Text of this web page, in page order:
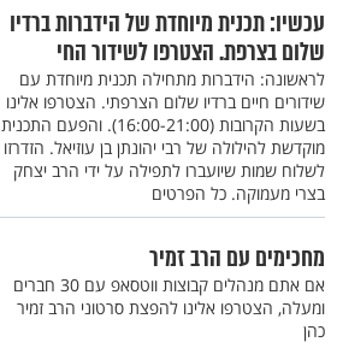
עכשיו: תכנית מיוחדת של הידברות ברדיו
שלום בצרפת. הצטרפו לשידור החי
לראשונה: הידברות מתחילה תכנית מיוחדת עם
שידורים חיים ברדיו שלום הצרפתי. הצטרפו אלינו
בשעות הקרובות (16:00-21:00). והפעם התכנית
מוקדשת להילולה של רבי יהונתן בן עוזיאל. הזדרזו
לשלוח שמות שיועברו לתפילה על ידי הרב יצחק
בצרי מעמוקה. כל הפרטים
מחכימים עם הרב זמיר
אם אתם מנהלים קבוצות ווטסאפ עם 30 חברים
ומעלה, הצטרפו אלינו להפצת סרטוני הרב זמיר
כהן